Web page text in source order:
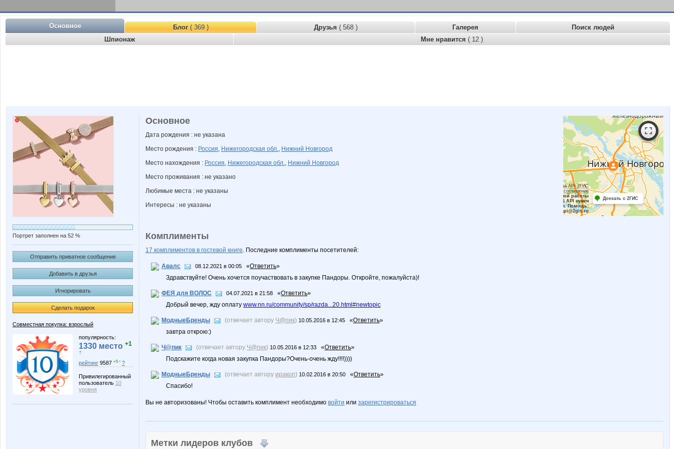
Основное Блог( 369 ) Друзья ( 568 ) Галерея
Поиск людей
Шпионаж
Мне нравится ( 12 )
Портрет заполнен на 52 %
Отправить приватное сообщение
Добавить в друзья
Игнорировать
Сделать подарок
Совместная покупка: взрослый
популярность:
1330 место +1
↑
рейтинг 9587 +5 ↑ ?
Привилегированный
пользователь 10
уровня
Работает на API 2ГИС
Лицензионное соглашение
Для корректной работы
Raster JS API нужен
ключ. Помощь:
api@2gis.ru
Доехать с 2ГИС
Основное
Дата рождения : не указана
Место рождения : Россия, Нижегородская обл., Нижний Новгород
Место нахождения : Россия, Нижегородская обл., Нижний Новгород
Место проживания : не указано
Любимые места : не указаны
Интересы : не указаны
Комплименты
17 комплиментов в гостевой книге. Последние комплименты посетителей:
Авалс 08.12.2021 в 00:05 «Ответить»
Здравствуйте! Очень хочется поучаствовать в закупке Пандоры. Откройте, пожалуйста)!
ФЕЯ для ВОЛОС 04.07.2021 в 21:58 «Ответить»
Добрый вечер, жду оплату www.nn.ru/community/sp/razda...20.html#newtopic
МодныеБренды (отвечает автору Ч@пик) 10.05.2016 в 12:45 «Ответить»
завтра открою:)
Ч@пик (отвечает автору Ч@пик) 10.05.2016 в 12:33 «Ответить»
Подскажите когда новая закупка Пандоры?Очень-очень жду!!!!))))
МодныеБренды (отвечает автору иракоп) 10.02.2016 в 20:50 «Ответить»
Спасибо!
Вы не авторизованы! Чтобы оставить комплимент необходимо войти или зарегистрироваться
Метки лидеров клубов